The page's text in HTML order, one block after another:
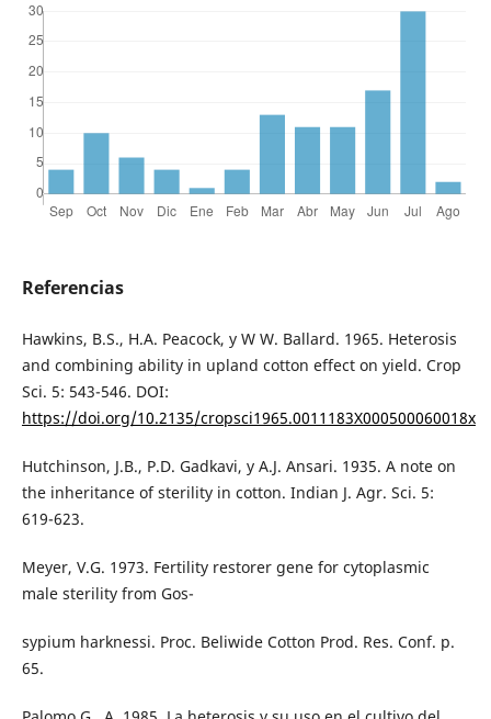
Referencias
Hawkins, B.S., H.A. Peacock, y W W. Ballard. 1965. Heterosis
and combining ability in upland cotton effect on yield. Crop
Sci. 5: 543-546. DOI:
https://doi.org/10.2135/cropsci1965.0011183X000500060018x
Hutchinson, J.B., P.D. Gadkavi, y A.J. Ansari. 1935. A note on
the inheritance of sterility in cotton. Indian J. Agr. Sci. 5:
619-623.
Meyer, V.G. 1973. Fertility restorer gene for cytoplasmic
male sterility from Gos-
sypium harknessi. Proc. Beliwide Cotton Prod. Res. Conf. p.
65.